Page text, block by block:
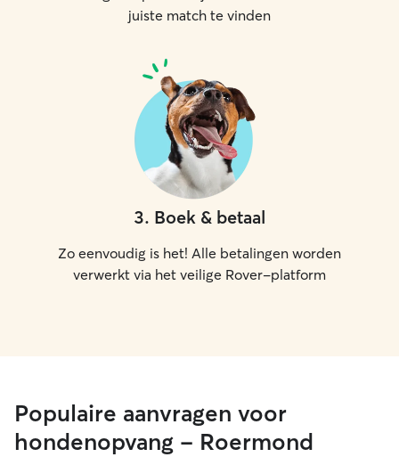
juiste match te vinden
3. Boek & betaal
Zo eenvoudig is het! Alle betalingen worden
verwerkt via het veilige Rover-platform
Populaire aanvragen voor
hondenopvang - Roermond